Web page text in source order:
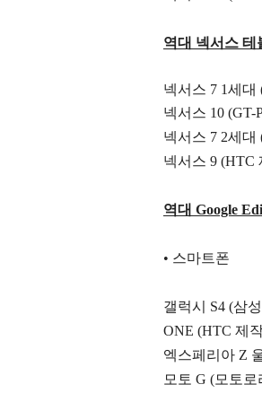
역대 넥서스 테
넥서스 7 1세대
넥서스 10 (GT-
넥서스 7 2세대
넥서스 9 (HTC
역대 Google
• 스마트폰
갤럭시 S4 (삼
ONE (HTC 제
엑스페리아 Z
모토 G (모토로